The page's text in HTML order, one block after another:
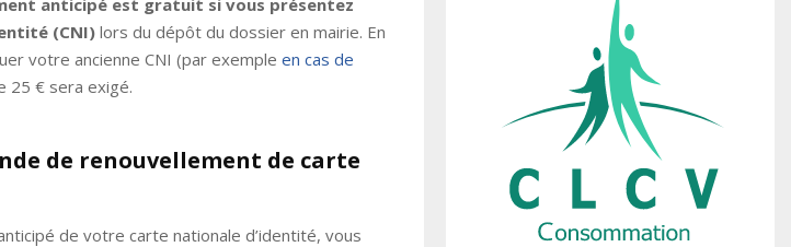
(CNI)lors du dépôt du dossier en mairie. En
votre ancienne CNI (par exemple en cas de
25 € sera exigé.
de renouvellement de carte
de votre carte nationale d’identité, vous